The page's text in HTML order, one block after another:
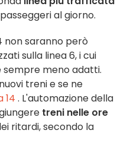
al giorno.
non saranno però
sulla linea 6, i cui
sempre meno adatti.
treni e se ne
14 . L'automazione della
treni nelle ore
ritardi, secondo la